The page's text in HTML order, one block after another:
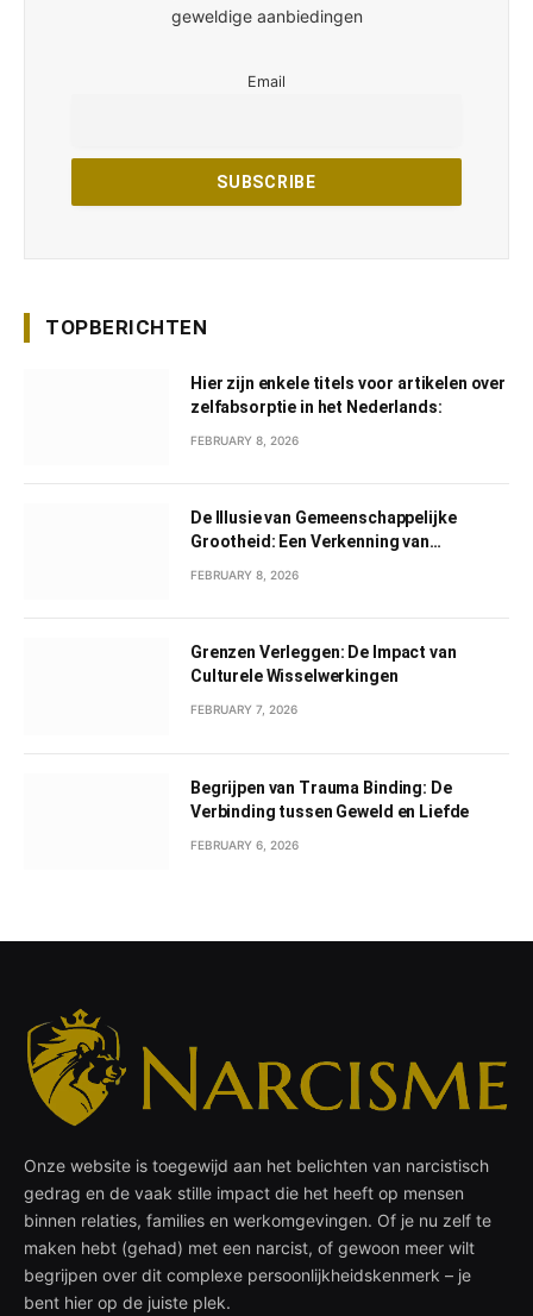
geweldige aanbiedingen
Email
TOPBERICHTEN
Hier zijn enkele titels voor artikelen over
zelfabsorptie in het Nederlands:
FEBRUARY 8, 2026
De Illusie van Gemeenschappelijke
Grootheid: Een Verkenning van
FEBRUARY 8, 2026
Grenzen Verleggen: De Impact van
Culturele Wisselwerkingen
FEBRUARY 7, 2026
Begrijpen van Trauma Binding: De
Verbinding tussen Geweld en Liefde
FEBRUARY 6, 2026
Onze website is toegewijd aan het belichten van narcistisch
gedrag en de vaak stille impact die het heeft op mensen
binnen relaties, families en werkomgevingen. Of je nu zelf te
maken hebt (gehad) met een narcist, of gewoon meer wilt
begrijpen over dit complexe persoonlijkheidskenmerk – je
bent hier op de juiste plek.